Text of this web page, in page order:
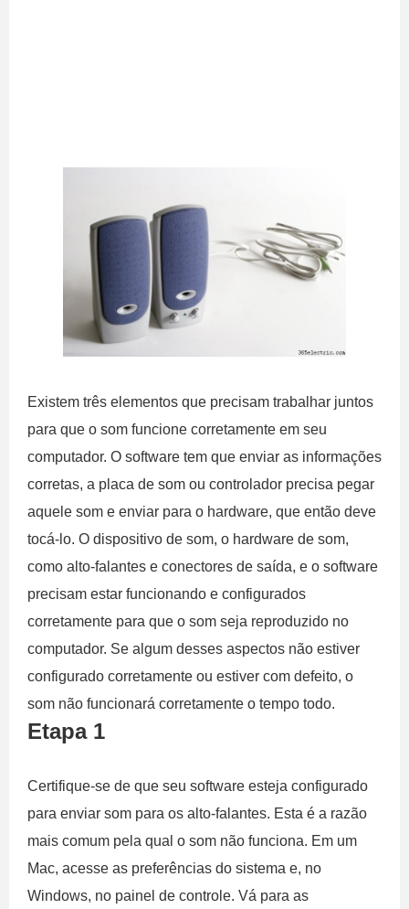
Existem três elementos que precisam trabalhar juntos
para que o som funcione corretamente em seu
computador. O software tem que enviar as informações
corretas, a placa de som ou controlador precisa pegar
aquele som e enviar para o hardware, que então deve
tocá-lo. O dispositivo de som, o hardware de som,
como alto-falantes e conectores de saída, e o software
precisam estar funcionando e configurados
corretamente para que o som seja reproduzido no
computador. Se algum desses aspectos não estiver
configurado corretamente ou estiver com defeito, o
som não funcionará corretamente o tempo todo.
Etapa 1
Certifique-se de que seu software esteja configurado
para enviar som para os alto-falantes. Esta é a razão
mais comum pela qual o som não funciona. Em um
Mac, acesse as preferências do sistema e, no
Windows, no painel de controle. Vá para as